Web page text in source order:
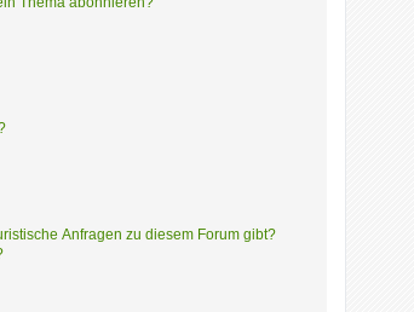
Anfragen zu diesem Forum gibt?